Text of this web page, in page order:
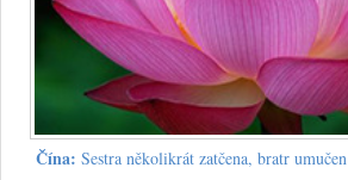
Čína: Sestra několikrát zatčena, bratr umučen